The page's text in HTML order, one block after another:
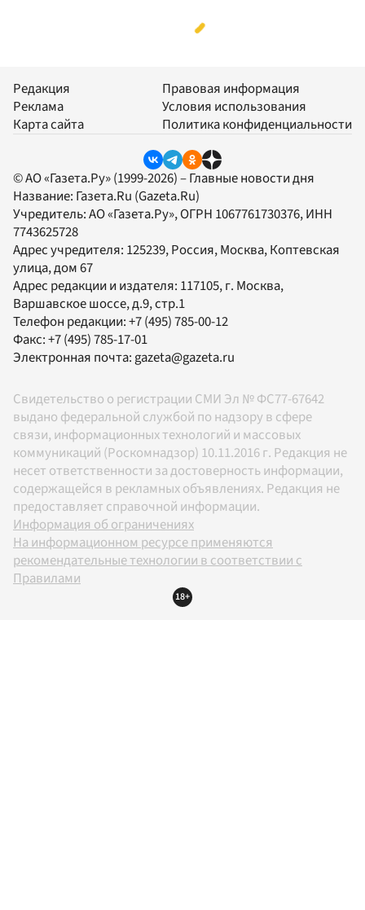
Редакция
Реклама
Карта сайта
Правовая информация
Условия использования
Политика конфиденциальности
© АО «Газета.Ру» (1999-2026) – Главные новости дня
Название: Газета.Ru (Gazeta.Ru)
Учредитель:АО «Газета.Ру», ОГРН 1067761730376, ИНН
7743625728
Адрес учредителя: 125239, Россия, Москва, Коптевская
улица, дом 67
Адрес редакции и издателя: 117105, г. Москва,
Варшавское шоссе, д.9, стр.1
Телефон редакции:+7 (495) 785-00-12
Факс:+7 (495) 785-17-01
Электронная почта:gazeta@gazeta.ru
Свидетельство о регистрации СМИ Эл № ФС77-67642
выдано федеральной службой по надзору в сфере
связи, информационных технологий и массовых
коммуникаций (Роскомнадзор) 10.11.2016 г. Редакция не
несет ответственности за достоверность информации,
содержащейся в рекламных объявлениях. Редакция не
предоставляет справочной информации.
Информация об ограничениях
На информационном ресурсе применяются
рекомендательные технологии в соответствии с
Правилами
18+